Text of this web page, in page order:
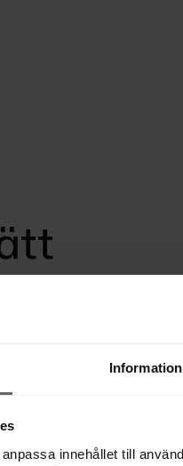
Information
innehållet till
21 fastslaget att en
besittning trots att